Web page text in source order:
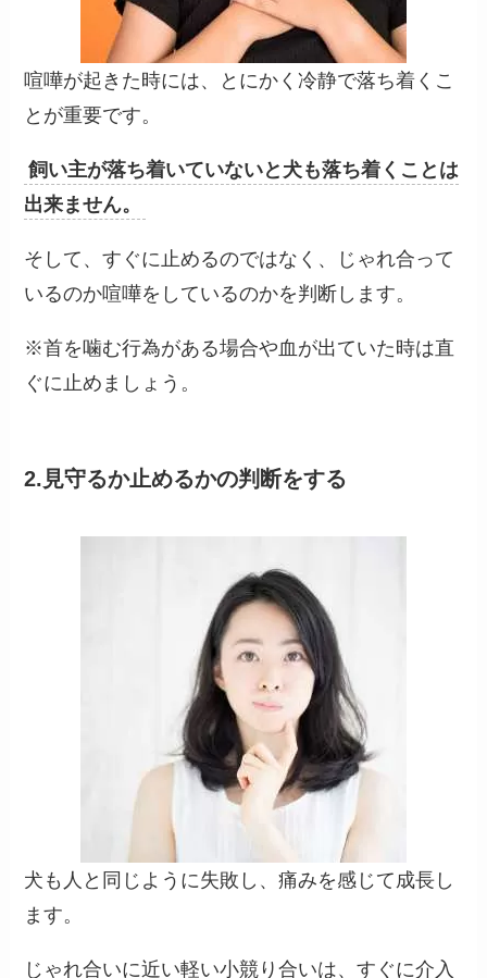
喧嘩が起きた時には、とにかく冷静で落ち着くこ
とが重要です。
飼い主が落ち着いていないと犬も落ち着くことは
出来ません。
そして、すぐに止めるのではなく、じゃれ合って
いるのか喧嘩をしているのかを判断します。
※首を噛む行為がある場合や血が出ていた時は直
ぐに止めましょう。
2.見守るか止めるかの判断をする
犬も人と同じように失敗し、痛みを感じて成長し
ます。
じゃれ合いに近い軽い小競り合いは、すぐに介入